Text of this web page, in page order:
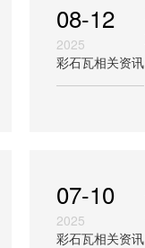
08-12
2025
彩石瓦相关资讯
07-10
2025
彩石瓦相关资讯